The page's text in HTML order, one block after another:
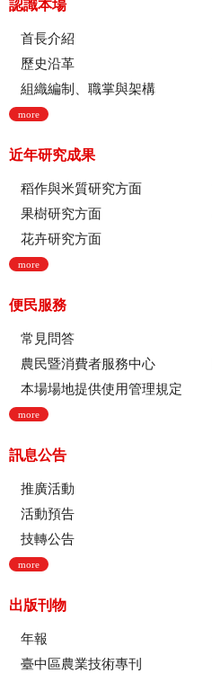
認識本場
首長介紹
歷史沿革
組織編制、職掌與架構
more
近年研究成果
稻作與米質研究方面
果樹研究方面
花卉研究方面
more
便民服務
常見問答
農民暨消費者服務中心
本場場地提供使用管理規定
more
訊息公告
推廣活動
活動預告
技轉公告
more
出版刊物
年報
臺中區農業技術專刊